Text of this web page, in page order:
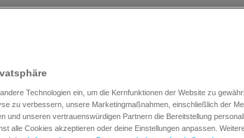
Technologien ein, um die Kernfunktionen der Website zu
zu verbessern, unsere Marketingmaßnahmen, einschließlich der
und unseren vertrauenswürdigen Partnern die Bereitstellung
alle Cookies akzeptieren oder deine Einstellungen anpassen.